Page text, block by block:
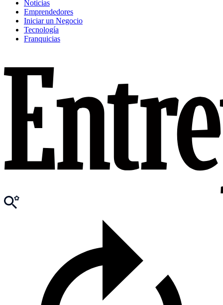
Noticias
Emprendedores
Iniciar un Negocio
Tecnología
Franquicias